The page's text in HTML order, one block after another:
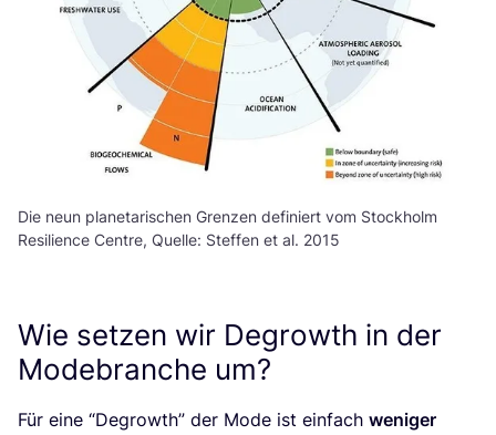
Die neun planetarischen Grenzen definiert vom Stockholm
Resilience Centre, Quelle: Steffen et al. 2015
Wie setzen wir Degrowth in der
Modebranche um?
Für eine “Degrowth” der Mode ist ein­fach weni­ger